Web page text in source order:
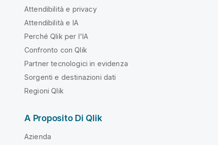
Attendibilità e privacy
Attendibilità e IA
Perché Qlik per l'IA
Confronto con Qlik
Partner tecnologici in evidenza
Sorgenti e destinazioni dati
Regioni Qlik
A Proposito Di Qlik
Azienda